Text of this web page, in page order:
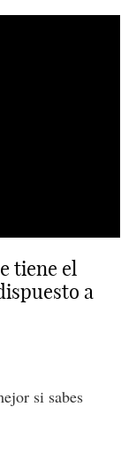
tiene el
a
si sabes